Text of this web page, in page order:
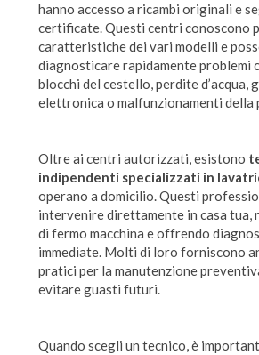
hanno accesso a ricambi originali e
certificate. Questi centri conoscono
caratteristiche dei vari modelli e
diagnosticare rapidamente problemi
blocchi del cestello, perdite d’acqua,
elettronica o malfunzionamenti della
Oltre ai centri autorizzati, esistono
indipendenti specializzati in
operano a domicilio. Questi
intervenire direttamente in casa tua,
di fermo macchina e offrendo
immediate. Molti di loro forniscono
pratici per la manutenzione
evitare guasti futuri.
Quando scegli un tecnico, è